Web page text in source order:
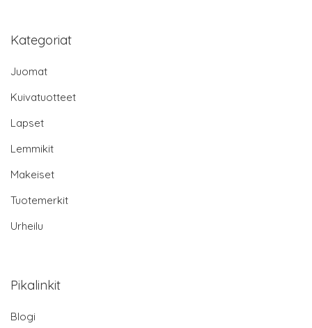
Kategoriat
Juomat
Kuivatuotteet
Lapset
Lemmikit
Makeiset
Tuotemerkit
Urheilu
Pikalinkit
Blogi